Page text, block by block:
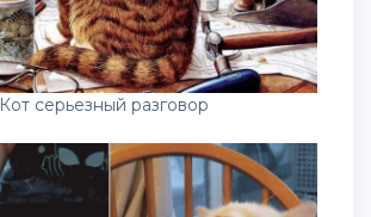
Кот серьезный разговор